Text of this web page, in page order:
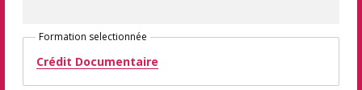
Formation selectionnée
Crédit Documentaire